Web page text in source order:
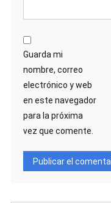
Guarda mi
nombre, correo
electrónico y web
en este navegador
para la próxima
vez que comente.